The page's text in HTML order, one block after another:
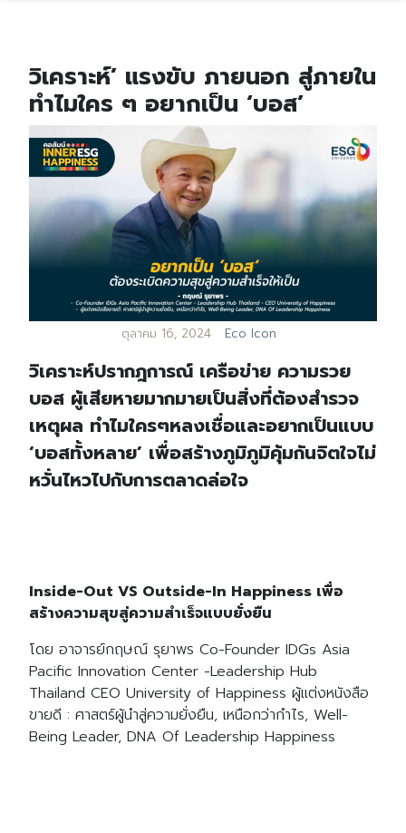
วิเคราะห์’ แรงขับ ภายนอก สู่ภายใน
ทำไมใคร ๆ อยากเป็น ‘บอส’
ตุลาคม 16, 2024 Eco Icon
วิเคราะห์ปรากฎการณ์ เครือข่าย ความรวย
บอส ผู้เสียหายมากมายเป็นสิ่งที่ต้องสำรวจ
เหตุผล ทำไมใครๆหลงเชื่อและอยากเป็นแบบ
‘บอสทั้งหลาย’ เพื่อสร้างภูมิภูมิคุ้มกันจิตใจไม่
หวั่นไหวไปกับการตลาดล่อใจ
Inside-Out VS Outside-In Happiness เพื่อ
สร้างความสุขสู่ความสำเร็จแบบยั่งยืน
โดย อาจารย์กฤษณ์ รุยาพร Co-Founder IDGs Asia
Pacific Innovation Center -Leadership Hub
Thailand CEO University of Happiness ผู้แต่งหนังสือ
ขายดี : ศาสตร์ผู้นำสู่ความยั่งยืน, เหนือกว่ากำไร, Well-
Being Leader, DNA Of Leadership Happiness